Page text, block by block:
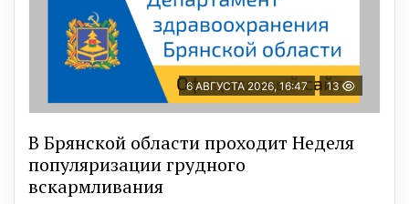
6 АВГУСТА 2026, 16:47 13
В Брянской области проходит Неделя
популяризации грудного
вскармливания